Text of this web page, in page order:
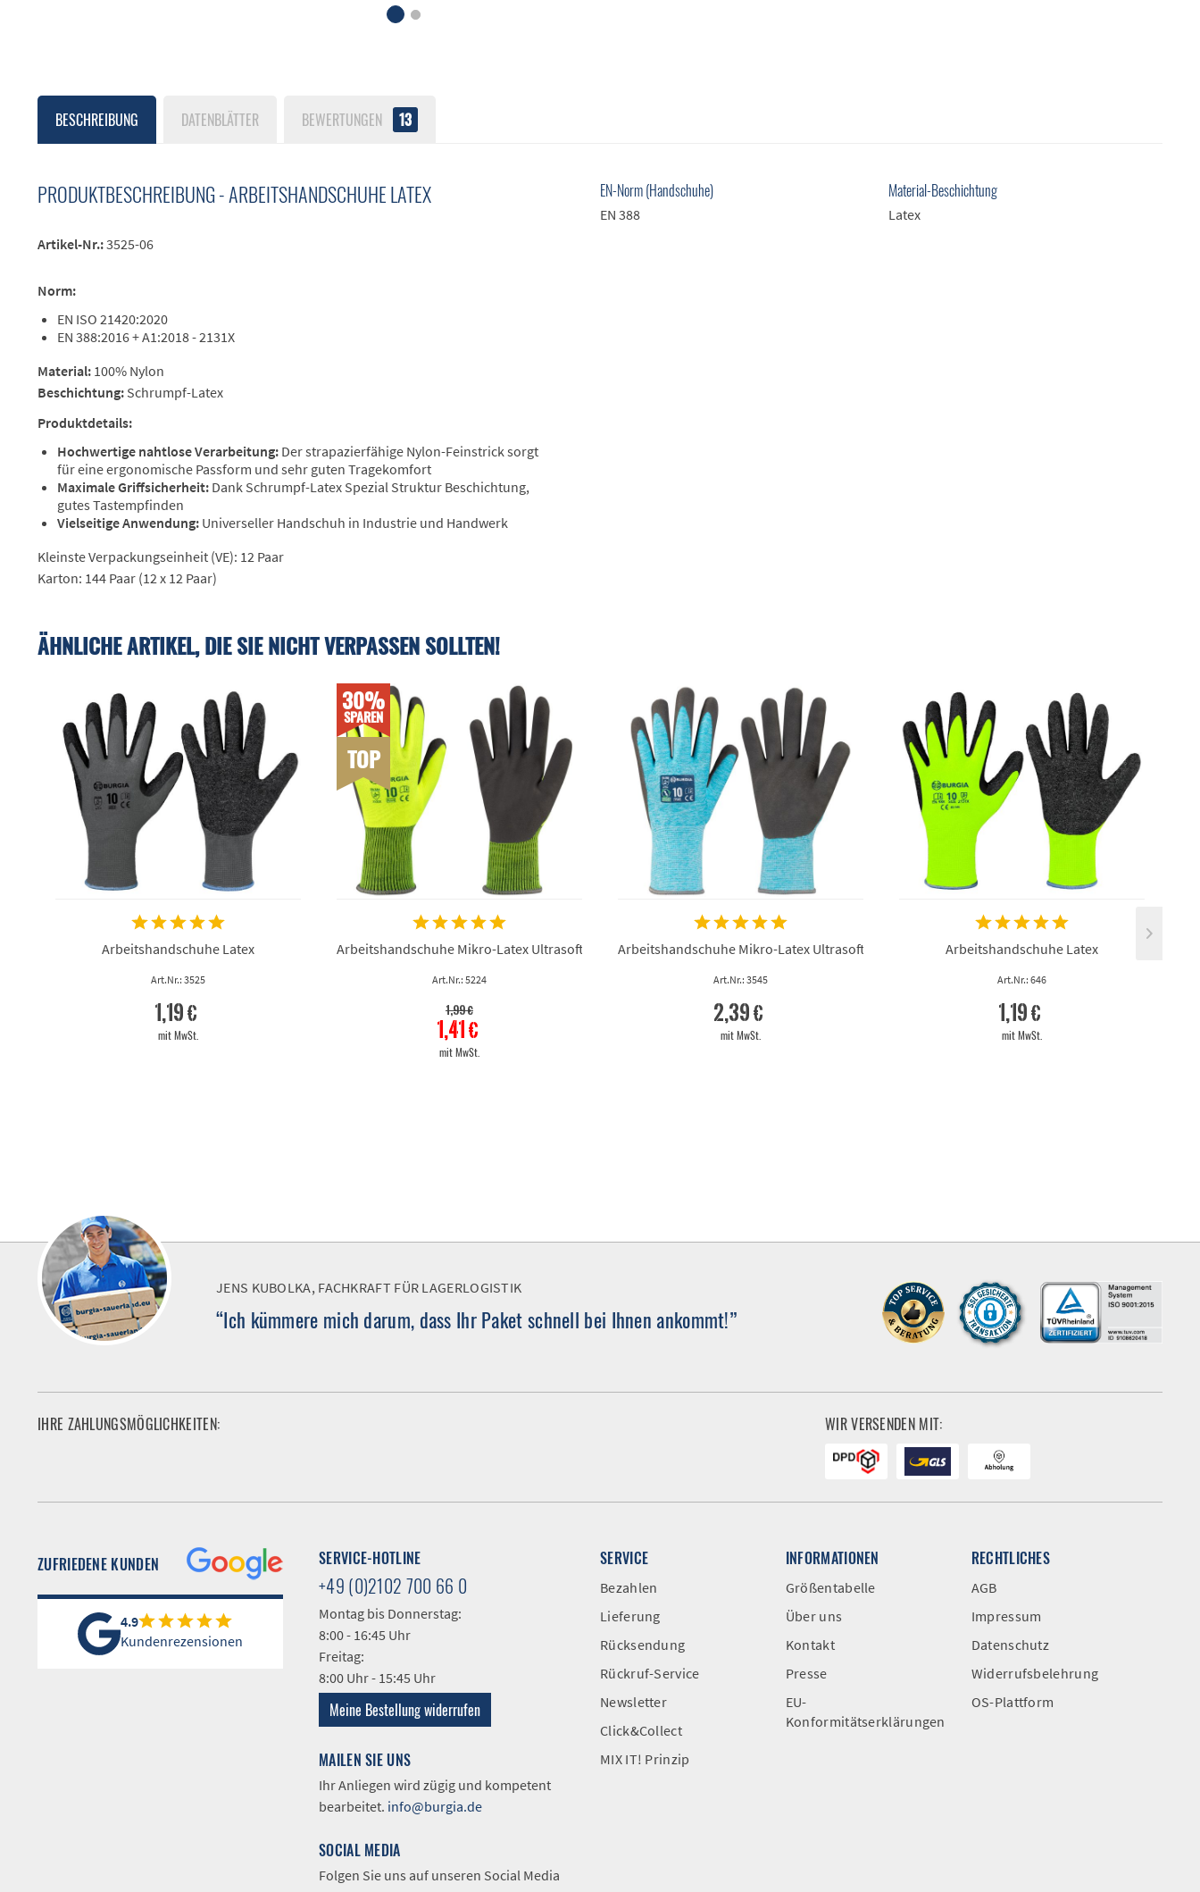
BESCHREIBUNG DATENBLÄTTER BEWERTUNGEN 13
PRODUKTBESCHREIBUNG - ARBEITSHANDSCHUHE LATEX
Artikel-Nr.:3525-06
Norm:
EN ISO 21420:2020
EN 388:2016 + A1:2018 - 2131X
Material: 100% Nylon
Beschichtung: Schrumpf-Latex
Produktdetails:
Hochwertige nahtlose Verarbeitung: Der strapazierfähige Nylon-Feinstrick sorgt
für eine ergonomische Passform und sehr guten Tragekomfort
Maximale Griffsicherheit: Dank Schrumpf-Latex Spezial Struktur Beschichtung,
gutes Tastempfinden
Vielseitige Anwendung: Universeller Handschuh in Industrie und Handwerk
Kleinste Verpackungseinheit (VE): 12 Paar
Karton: 144 Paar (12 x 12 Paar)
EN-Norm (Handschuhe)
EN 388
Material-Beschichtung
Latex
ÄHNLICHE ARTIKEL, DIE SIE NICHT VERPASSEN SOLLTEN!
Arbeitshandschuhe Latex
Art.Nr.: 3525
1,19 €
mit MwSt.
30%
SPAREN
TOP
Arbeitshandschuhe Mikro-Latex Ultrasoft
Art.Nr.: 5224
1,99 €
1,41 €
mit MwSt.
Arbeitshandschuhe Mikro-Latex Ultrasoft ECO
Art.Nr.: 3545
2,39 €
mit MwSt.
Arbeitshandschuhe Latex
Art.Nr.: 646
1,19 €
mit MwSt.
JENS KUBOLKA, FACHKRAFT FÜR LAGERLOGISTIK
“Ich kümmere mich darum, dass Ihr Paket schnell bei Ihnen ankommt!”
IHRE ZAHLUNGSMÖGLICHKEITEN: WIR VERSENDEN MIT:
ZUFRIEDENE KUNDEN
4.9
Kundenrezensionen
SERVICE-HOTLINE
+49 (0)2102 700 66 0
Montag bis Donnerstag:
8:00 - 16:45 Uhr
Freitag:
8:00 Uhr - 15:45 Uhr
Meine Bestellung widerrufen
MAILEN SIE UNS
Ihr Anliegen wird zügig und kompetent
bearbeitet. info@burgia.de
SOCIAL MEDIA
Folgen Sie uns auf unseren Social Media
SERVICE
Bezahlen
Lieferung
Rücksendung
Rückruf-Service
Newsletter
Click&Collect
MIX IT! Prinzip
INFORMATIONEN
Größentabelle
Über uns
Kontakt
Presse
EU-
Konformitätserklärungen
RECHTLICHES
AGB
Impressum
Datenschutz
Widerrufsbelehrung
OS-Plattform